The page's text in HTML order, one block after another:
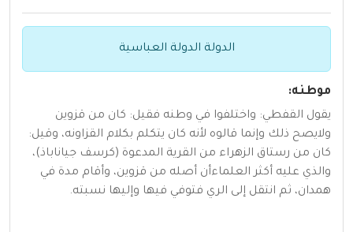
الدولة الدولة العباسية
موطنه:
يقول القفطي: واختلفوا في وطنه فقيل: كان من قزوين
ولايصح ذلك وإنما قالوه لأنه كان يتكلم بكلام القزاونه، وقيل:
كان من رستاق الزهراء من القرية المدعوة (كرسف جياناباذ)،
والذي عليه أكثر العلماءأن أصله من قزوين، وأقام مدة في
همدان، ثم انتقل إلى الري فتوفي فيها وإليها نسبته.